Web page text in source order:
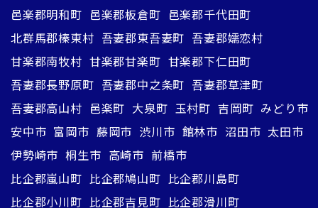
邑楽郡明和町 邑楽郡板倉町 邑楽郡千代田町
北群馬郡榛東村 吾妻郡東吾妻町 吾妻郡嬬恋村
甘楽郡南牧村 甘楽郡甘楽町 甘楽郡下仁田町
吾妻郡長野原町 吾妻郡中之条町 吾妻郡草津町
吾妻郡高山村 邑楽町 大泉町 玉村町 吉岡町 みどり市
安中市 富岡市 藤岡市 渋川市 館林市 沼田市 太田市
伊勢崎市 桐生市 高崎市 前橋市
比企郡嵐山町 比企郡鳩山町 比企郡川島町
比企郡小川町 比企郡吉見町 比企郡滑川町